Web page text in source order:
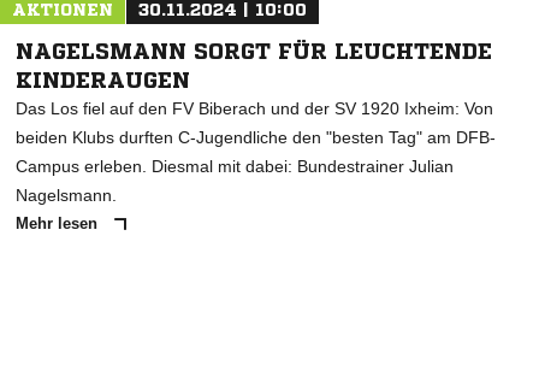
AKTIONEN 30.11.2024 | 10:00
NAGELSMANN SORGT FÜR LEUCHTENDE
KINDERAUGEN
Das Los fiel auf den FV Biberach und der SV 1920 Ixheim: Von
beiden Klubs durften C-Jugendliche den "besten Tag" am DFB-
Campus erleben. Diesmal mit dabei: Bundestrainer Julian
Nagelsmann.
Mehr lesen